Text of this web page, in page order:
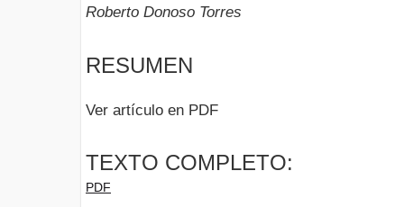
Roberto Donoso Torres
RESUMEN
Ver artículo en PDF
TEXTO COMPLETO:
PDF